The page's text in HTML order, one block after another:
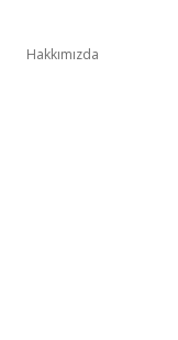
Hakkımızda